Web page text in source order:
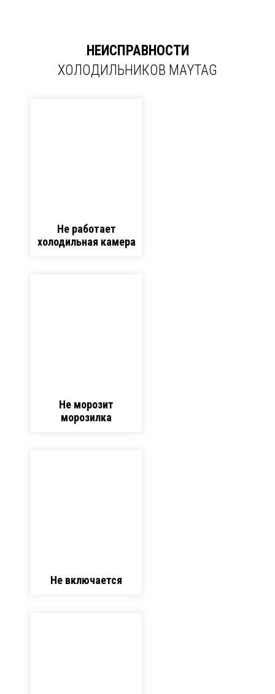
НЕИСПРАВНОСТИ
ХОЛОДИЛЬНИКОВ MAYTAG
Не работает
холодильная камера
Не морозит
морозилка
Не включается